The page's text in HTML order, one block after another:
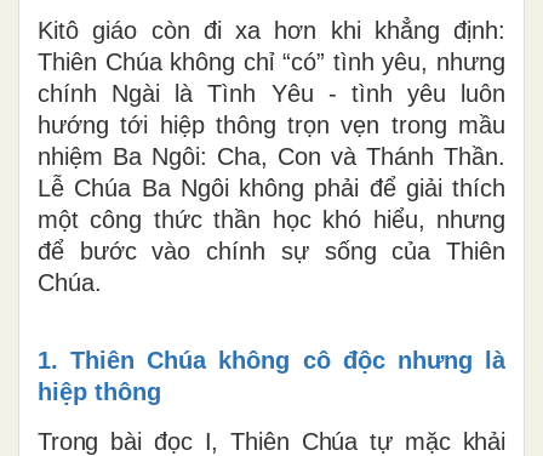
Kitô giáo còn đi xa hơn khi khẳng định:
Thiên Chúa không chỉ “có” tình yêu, nhưng
chính Ngài là Tình Yêu - tình yêu luôn
hướng tới hiệp thông trọn vẹn trong mầu
nhiệm Ba Ngôi: Cha, Con và Thánh Thần.
Lễ Chúa Ba Ngôi không phải để giải thích
một công thức thần học khó hiểu, nhưng
để bước vào chính sự sống của Thiên
Chúa.
1. Thiên Chúa không cô độc nhưng là
hiệp thông
Trong bài đọc I, Thiên Chúa tự mặc khải